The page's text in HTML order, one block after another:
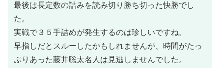
最後は長定数の詰みを読み切り勝ち切った快勝でし
た。
実戦で３５手詰めが発生するのは珍しいですね。
早指しだとスルーしたかもしれませんが、時間がたっ
ぷりあった藤井聡太名人は見逃しませんでした。